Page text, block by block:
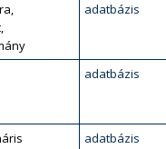
adatbázis
adatbázis
adatbázis